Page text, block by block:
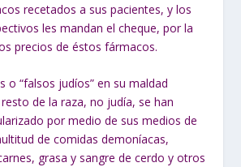
recetados a sus pacientes, y los
les mandan el cheque, por la
precios de éstos fármacos.
o “falsos judíos”en su maldad
de la raza, no judía, se han
por medio de sus medios de
de comidas demoníacas,
grasa y sangre de cerdo y otros